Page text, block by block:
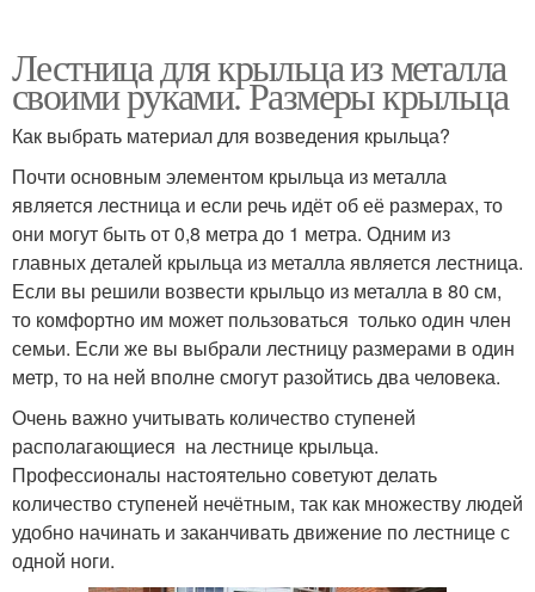
Лестница для крыльца из металла
своими руками. Размеры крыльца
Как выбрать материал для возведения крыльца?
Почти основным элементом крыльца из металла
является лестница и если речь идёт об её размерах, то
они могут быть от 0,8 метра до 1 метра. Одним из
главных деталей крыльца из металла является лестница.
Если вы решили возвести крыльцо из металла в 80 см,
то комфортно им может пользоваться только один член
семьи. Если же вы выбрали лестницу размерами в один
метр, то на ней вполне смогут разойтись два человека.
Очень важно учитывать количество ступеней
располагающиеся на лестнице крыльца.
Профессионалы настоятельно советуют делать
количество ступеней нечётным, так как множеству людей
удобно начинать и заканчивать движение по лестнице с
одной ноги.